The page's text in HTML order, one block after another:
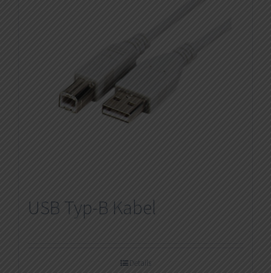
USB Typ-B Kabel
Details